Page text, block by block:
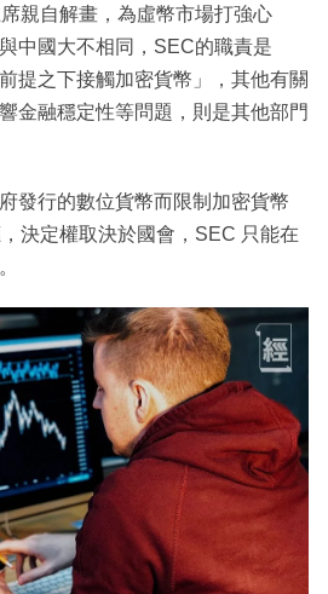
親自解畫，為虛幣市場打強心
中國大不相同，SEC的職責是
提之下接觸加密貨幣」，其他有關
金融穩定性等問題，則是其他部門
發行的數位貨幣而限制加密貨幣
決定權取決於國會，SEC 只能在